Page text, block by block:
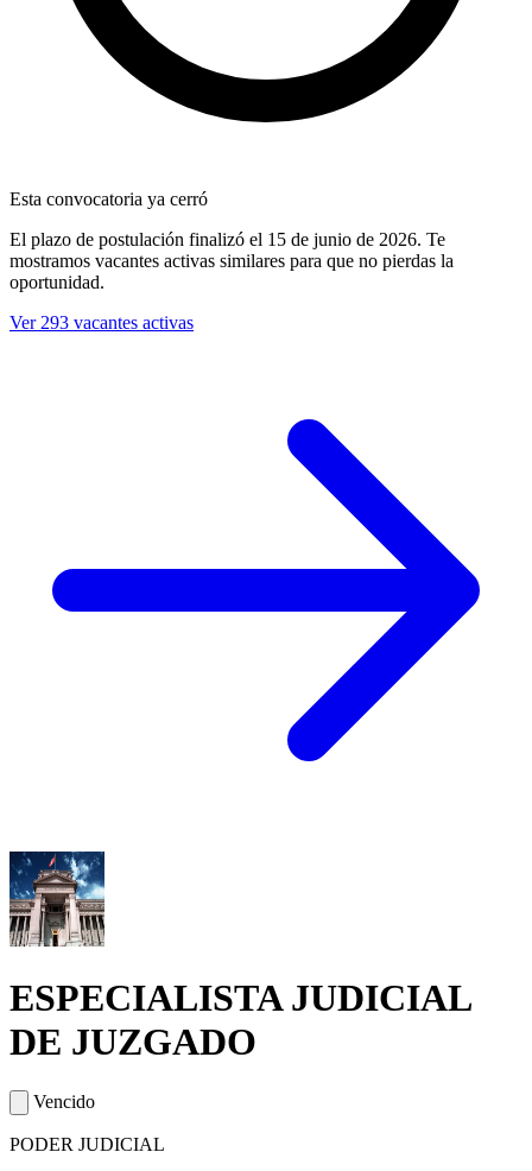
Esta convocatoria ya cerró
El plazo de postulación finalizó el 15 de junio de 2026. Te
mostramos vacantes activas similares para que no pierdas la
oportunidad.
Ver 293 vacantes activas
ESPECIALISTA JUDICIAL
DE JUZGADO
Vencido
PODER JUDICIAL